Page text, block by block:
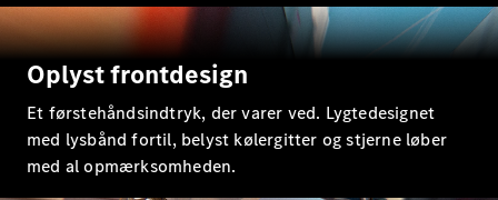
E-Klasse
Sedan
S-Klasse
Lang
Mercedes-
Maybach S-
Klasse
Oplyst frontdesign
Et førstehåndsindtryk, der varer ved. Lygtedesignet
med lysbånd fortil, belyst kølergitter og stjerne løber
med al opmærksomheden.